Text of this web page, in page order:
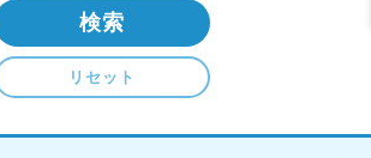
検索
リセット